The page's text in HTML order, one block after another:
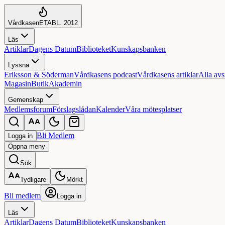
VårdkasenETABL. 2012
Läs
ArtiklarDagens DatumBiblioteketKunskapsbanken
Lyssna
Eriksson & SödermanVårdkasens podcastVårdkasens artiklarAlla
MagasinButikAkademin
Gemenskap
MedlemsforumFörslagslådanKalenderVåra mötesplatser
Logga in Bli Medlem
Öppnameny
Sök
Tydligare Mörkt
Bli medlem Logga in
Läs
ArtiklarDagens DatumBiblioteketKunskapsbanken